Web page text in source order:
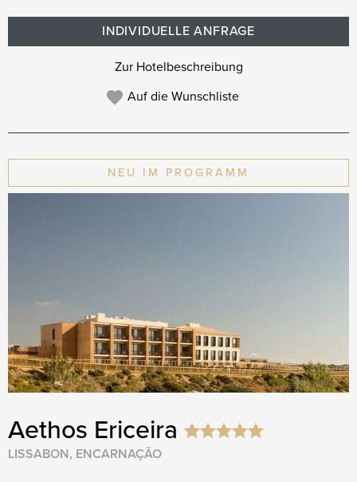
INDIVIDUELLE ANFRAGE
Zur Hotelbeschreibung
Auf die Wunschliste
NEU IM PROGRAMM
Aethos Ericeira
LISSABON, ENCARNAÇÃO